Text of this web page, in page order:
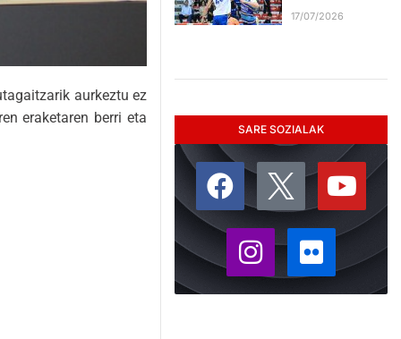
aurkeztu ez
eraketaren berri eta
17/07/2026
SARE SOZIALAK